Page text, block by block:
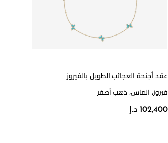
عقد أجنحة العجائب الطويل بالفيروز
فيروز، الماس، ذهب أصفر
102,400 د.إ